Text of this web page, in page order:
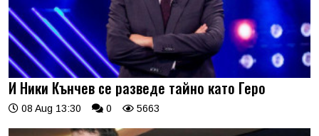
И Ники Кънчев се разведе тайно като Геро
08 Aug 13:30 0 5663